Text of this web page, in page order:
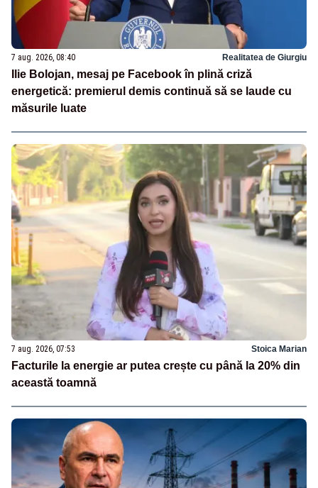
7 aug. 2026, 08:40 Realitatea de Giurgiu
Ilie Bolojan, mesaj pe Facebook în plină criză
energetică: premierul demis continuă să se laude cu
măsurile luate
7 aug. 2026, 07:53 Stoica Marian
Facturile la energie ar putea crește cu până la 20% din
această toamnă